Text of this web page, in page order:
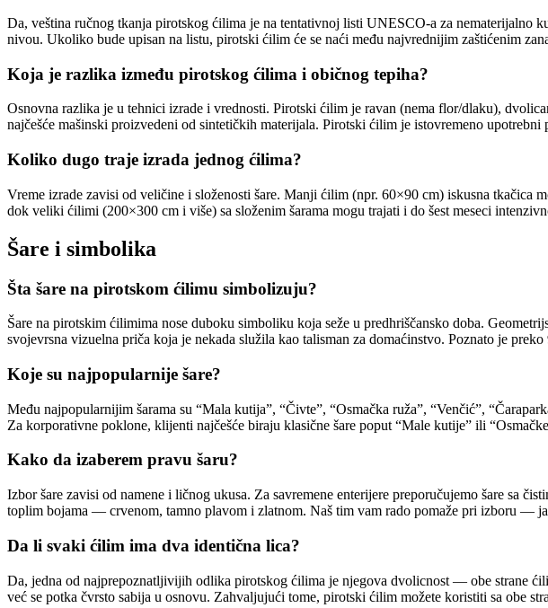
Da, veština ručnog tkanja pirotskog ćilima je na tentativnoj listi UNESCO-a za nematerijalno
nivou. Ukoliko bude upisan na listu, pirotski ćilim će se naći među najvrednijim zaštićenim
Koja je razlika između pirotskog ćilima i običnog tepiha?
Osnovna razlika je u tehnici izrade i vrednosti. Pirotski ćilim je ravan (nema flor/dlaku),
najčešće mašinski proizvedeni od sintetičkih materijala. Pirotski ćilim je istovremeno
Koliko dugo traje izrada jednog ćilima?
Vreme izrade zavisi od veličine i složenosti šare. Manji ćilim (npr. 60×90 cm) iskusna tkačica
dok veliki ćilimi (200×300 cm i više) sa složenim šarama mogu trajati i do šest meseci
Šare i simbolika
Šta šare na pirotskom ćilimu simbolizuju?
Šare na pirotskim ćilimima nose duboku simboliku koja seže u predhriščansko doba.
svojevrsna vizuelna priča koja je nekada služila kao talisman za domaćinstvo. Poznato je
Koje su najpopularnije šare?
Među najpopularnijim šarama su “Mala kutija”, “Čivte”, “Osmačka ruža”, “Venčić”,
Za korporativne poklone, klijenti najčešće biraju klasične šare poput “Male kutije” ili
Kako da izaberem pravu šaru?
Izbor šare zavisi od namene i ličnog ukusa. Za savremene enterijere preporučujemo šare sa
toplim bojama — crvenom, tamno plavom i zlatnom. Naš tim vam rado pomaže pri izboru —
Da li svaki ćilim ima dva identična lica?
Da, jedna od najprepoznatljivijih odlika pirotskog ćilima je njegova dvolicnost — obe strane
već se potka čvrsto sabija u osnovu. Zahvaljujući tome, pirotski ćilim možete koristiti sa obe